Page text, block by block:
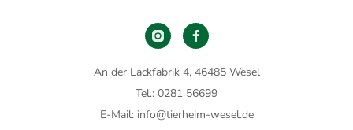
An der Lackfabrik 4, 46485 Wesel
Tel.: 0281 56699
E-Mail: info@tierheim-wesel.de